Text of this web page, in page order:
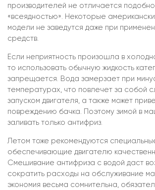
производителей не отличается
«всеядностью». Некоторые
модели не заведутся даже при
средств.
Если неприятность произошла в
то использовать обычную жидкость
запрещается. Вода замерзает при
температурах, что повлечет за собой
запуском двигателя, а также может
повреждению бачка. Поэтому зимой в
заливать только антифриз.
Летом тоже рекомендуются
обеспечивающие двигателю
Смешивание антифриза с водой даст
сократить расходы на обслуживание
экономия весьма сомнительна,